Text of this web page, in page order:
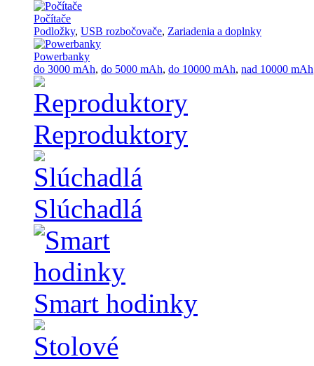
Počítače
Podložky, USB rozbočovače, Zariadenia a doplnky
Powerbanky
do 3000 mAh, do 5000 mAh, do 10000 mAh, nad 10000 mAh
Reproduktory
Slúchadlá
Smart hodinky